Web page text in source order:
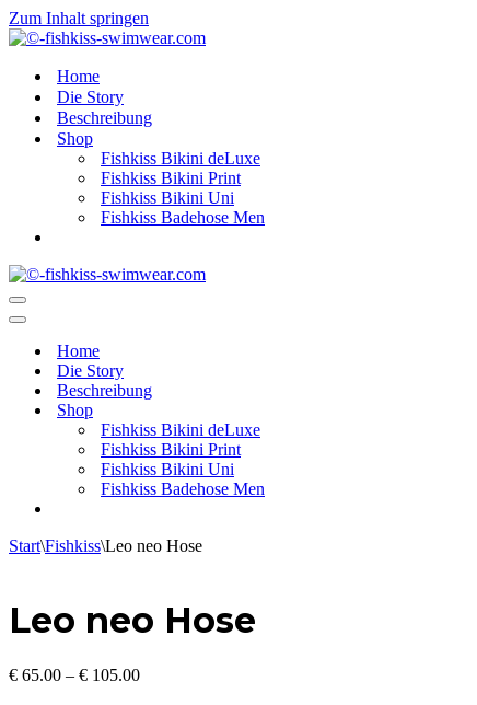
Zum Inhalt springen
Home
Die Story
Beschreibung
Shop
Fishkiss Bikini deLuxe
Fishkiss Bikini Print
Fishkiss Bikini Uni
Fishkiss Badehose Men
Navigationsmenü
Navigationsmenü
Home
Die Story
Beschreibung
Shop
Fishkiss Bikini deLuxe
Fishkiss Bikini Print
Fishkiss Bikini Uni
Fishkiss Badehose Men
Start\Fishkiss\Leo neo Hose
Leo neo Hose
€ 65.00 – € 105.00